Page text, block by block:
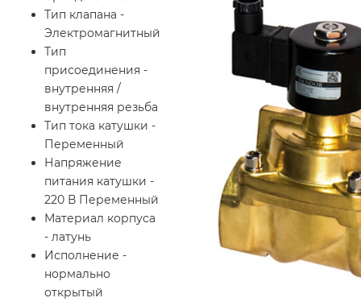
Тип клапана -
Электромагнитный
Тип
присоединения -
внутренняя /
внутренняя резьба
Тип тока катушки -
Переменный
Напряжение
питания катушки -
220 В Переменный
Материал корпуса
- латунь
Исполнение -
нормально
открытый